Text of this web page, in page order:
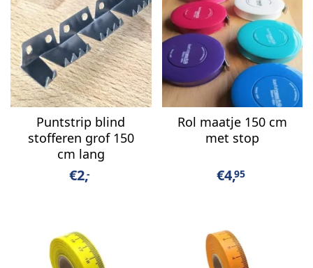
Puntstrip blind
stofferen grof 150
cm lang
€2,-
Rol maatje 150 cm
met stop
€4,95